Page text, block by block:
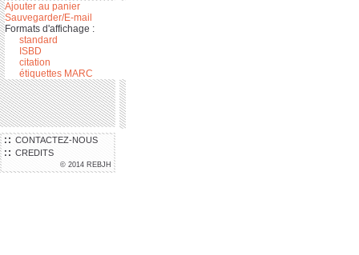
CONTACTEZ-NOUS
CREDITS
© 2014 REBJH
Ajouter au panier
Sauvegarder/E-mail
Formats d'affichage :
standard
ISBD
citation
étiquettes MARC